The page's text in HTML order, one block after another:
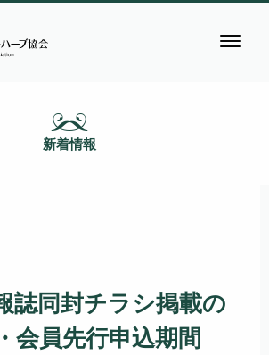
新着情報
誌同封チラシ掲載の
会員先行申込期間